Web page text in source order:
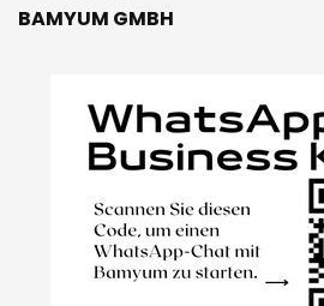
BAMYUM GMBH